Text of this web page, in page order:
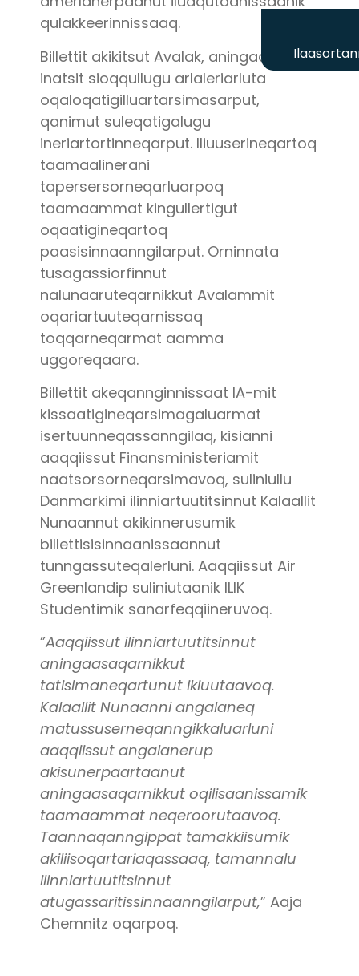
qulakkeerinnissaaq.
Billettit akikitsut Avalak, aningaasanut
inatsit sioqqullugu arlaleriarluta
oqaloqatigilluartarsimasarput,
qanimut suleqatigalugu
ineriartortinneqarput. Iliuuserineqartoq
taamaalinerani
tapersersorneqarluarpoq
taamaammat kingullertigut
oqaatigineqartoq
paasisinnaanngilarput. Orninnata
tusagassiorfinnut
nalunaaruteqarnikkut Avalammit
oqariartuuteqarnissaq
toqqarneqarmat aamma
uggoreqaara.
Billettit akeqannginnissaat IA-mit
kissaatigineqarsimagaluarmat
isertuunneqassanngilaq, kisianni
aaqqiissut Finansministeriamit
naatsorsorneqarsimavoq, suliniullu
Danmarkimi ilinniartuutitsinnut Kalaallit
Nunaannut akikinnerusumik
billettisisinnaanissaannut
tunngassuteqalerluni. Aaqqiissut Air
Greenlandip suliniutaanik ILIK
Studentimik sanarfeqqiineruvoq.
”Aaqqiissut ilinniartuutitsinnut
aningaasaqarnikkut
tatisimaneqartunut ikiuutaavoq.
Kalaallit Nunaanni angalaneq
matussuserneqanngikkaluarluni
aaqqiissut angalanerup
akisunerpaartaanut
aningaasaqarnikkut oqilisaanissamik
taamaammat neqeroorutaavoq.
Taannaqanngippat tamakkiisumik
akiliisoqartariaqassaaq, tamannalu
ilinniartuutitsinnut
atugassaritissinnaanngilarput,” Aaja
Chemnitz oqarpoq.